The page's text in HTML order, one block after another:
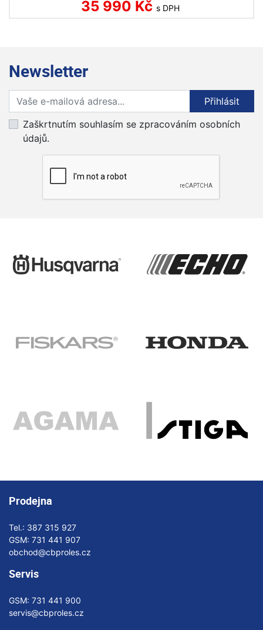
35 990 Kč s DPH
Newsletter
Přihlaste se k odběru novinek
Přihlásit
Zaškrtnutím souhlasím se zpracováním osobních
údajů.
Prodejna
Tel.: 387 315 927
GSM: 731 441 907
obchod@cbproles.cz
Servis
GSM: 731 441 900
servis@cbproles.cz